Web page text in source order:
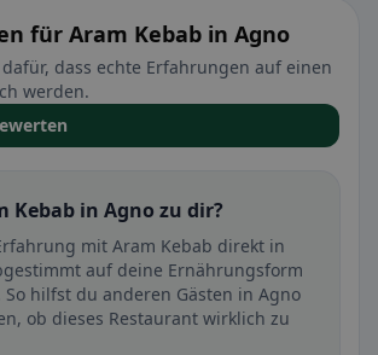
für Aram Kebab in Agno
dass echte Erfahrungen auf einen
werden.
Kebab in Agno zu dir?
mit Aram Kebab direkt in
auf deine Ernährungsform
hilfst du anderen Gästen in Agno
ob dieses Restaurant wirklich zu